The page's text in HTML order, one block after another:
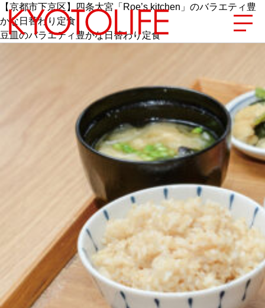
地図から探す
カテゴリーから探す
NEW OPEN
SERIES
CULTURE
ABOUT US
【京都市下京区】四条大宮「Roe’s kitchen」のバラエティ豊
かな日替わり定食
豆皿のバラエティ豊かな日替わり定食